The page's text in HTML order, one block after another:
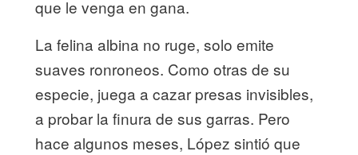
que le venga en gana.
La felina albina no ruge, solo emite
suaves ronroneos. Como otras de su
especie, juega a cazar presas invisibles,
a probar la finura de sus garras. Pero
hace algunos meses, López sintió que